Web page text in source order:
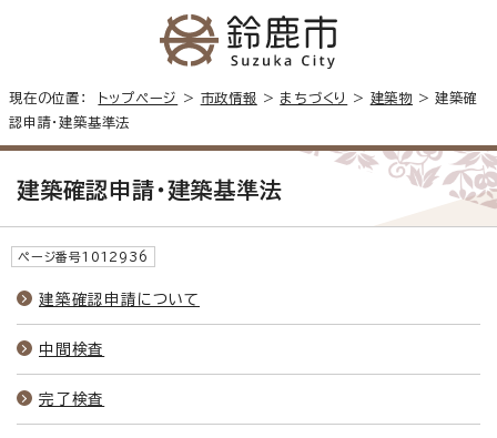
現在の位置： トップページ > 市政情報 > まちづくり > 建築物 > 建築確
認申請・建築基準法
建築確認申請・建築基準法
ページ番号1012936
建築確認申請について
中間検査
完了検査